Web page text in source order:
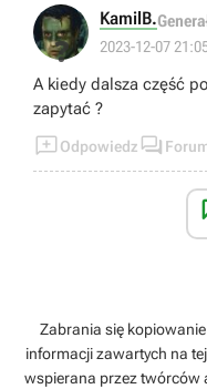
❓
KamilB.
2023-12-07
A kiedy dalsza część
zapytać ?
Odpowiedz 
Zabrania się
informacji zawartych na
wspierana przez twórców